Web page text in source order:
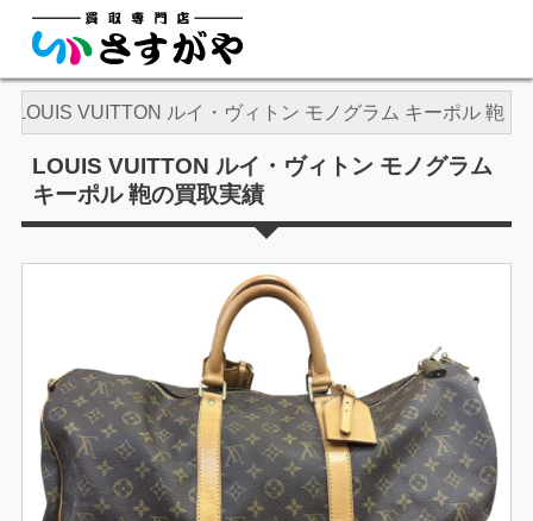
LOUIS VUITTON ルイ・ヴィトン モノグラム キーポル 鞄
LOUIS VUITTON ルイ・ヴィトン モノグラム
キーポル 鞄の買取実績